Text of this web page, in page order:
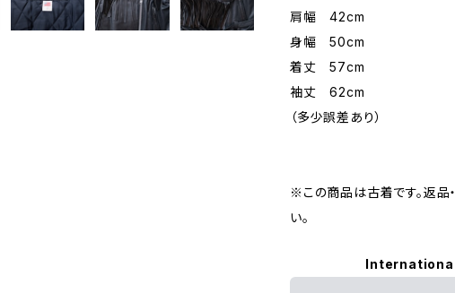
肩幅 42cm
身幅 50cm
着丈 57cm
袖丈 62cm
（多少誤差あり）
※この商品は古着です。返品
い。